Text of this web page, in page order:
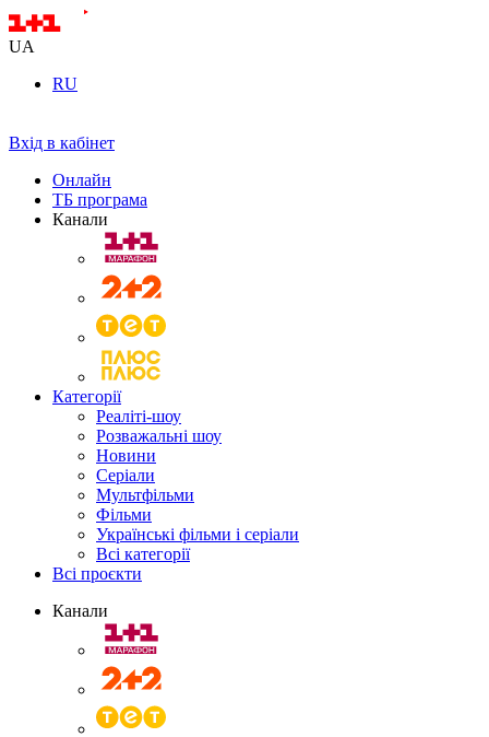
UA
RU
Вхід в кабінет
Онлайн
ТБ програма
Канали
Категорії
Реаліті-шоу
Розважальні шоу
Новини
Серіали
Мультфільми
Фільми
Українські фільми і серіали
Всі категорії
Всі проєкти
Канали